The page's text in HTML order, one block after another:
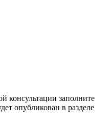
консультации заполните
опубликован в разделе